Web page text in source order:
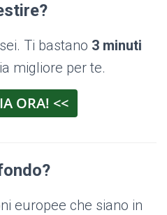
Ti bastano 3 minuti
migliore per te.
ORA! <<
europee che siano in